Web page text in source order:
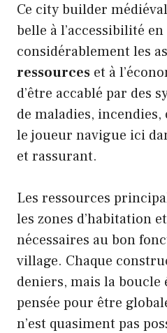
Ce city builder
belle à l’accessibilité
considérablement les
ressources et à
d’être accablé par des
de maladies,
le joueur navigue ici
et rassurant.
Les ressources
les zones d’habitation
nécessaires au bon
village. Chaque
deniers, mais la boucle
pensée pour être
n’est quasiment pas